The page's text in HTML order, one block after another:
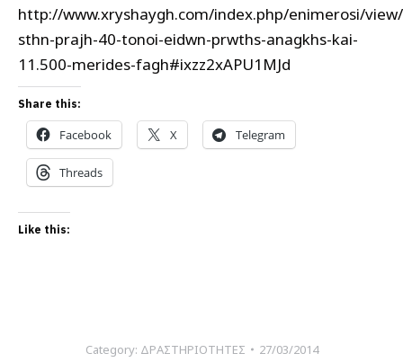
http://www.xryshaygh.com/index.php/enimerosi/
sthn-prajh-40-tonoi-eidwn-prwths-anagkhs-kai-
11.500-merides-fagh#ixzz2xAPU1MJd
Share this:
Facebook X Telegram
Threads
Like this:
Category: ΔΡΑΣΤΗΡΙΟΤΗΤΕΣ 27/03/2014